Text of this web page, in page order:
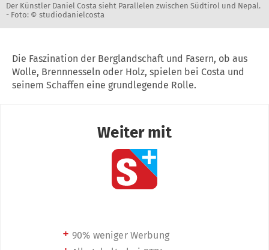
Der Künstler Daniel Costa sieht Parallelen zwischen Südtirol und Nepal.
- Foto: © studiodanielcosta
Die Faszination der Berglandschaft und Fasern, ob aus
Wolle, Brennnesseln oder Holz, spielen bei Costa und
seinem Schaffen eine grundlegende Rolle.